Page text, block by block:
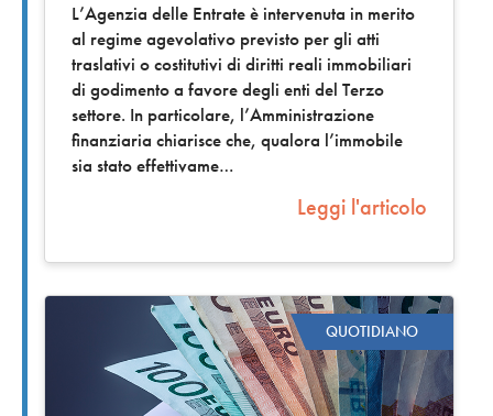
L’Agenzia delle Entrate è intervenuta in merito
al regime agevolativo previsto per gli atti
traslativi o costitutivi di diritti reali immobiliari
di godimento a favore degli enti del Terzo
settore. In particolare, l’Amministrazione
finanziaria chiarisce che, qualora l’immobile
sia stato effettivame
Leggi l'articolo
QUOTIDIANO